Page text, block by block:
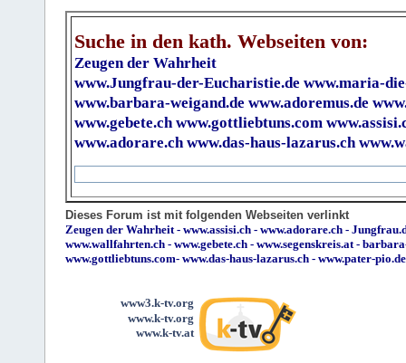
Suche in den kath. Webseiten von:
Zeugen der Wahrheit
www.Jungfrau-der-Eucharistie.de www.maria-
www.barbara-weigand.de www.adoremus.de
www.gebete.ch www.gottliebtuns.com
www.adorare.ch www.das-haus-lazarus.ch
Dieses Forum ist mit folgenden Webseiten verlinkt
Zeugen der Wahrheit- www.assisi.ch - www.adorare.ch -
www.wallfahrten.ch - www.gebete.ch - www.segenskreis.at-
www.gottliebtuns.com- www.das-haus-lazarus.ch - www.pater-pio.de
www3.k-tv.org
www.k-tv.org
www.k-tv.at